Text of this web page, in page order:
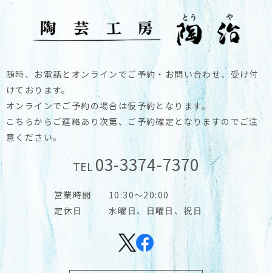
随時、お電話とオンラインでご予約・お問い合わせ、受け付
けております。
オンラインでご予約の場合は仮予約となります。
こちらからご連絡あり次第、ご予約確定となりますのでご注
意ください。
TEL03-3374-7370
営業時間
10:30～20:00
定休日
水曜日、日曜日、祝日